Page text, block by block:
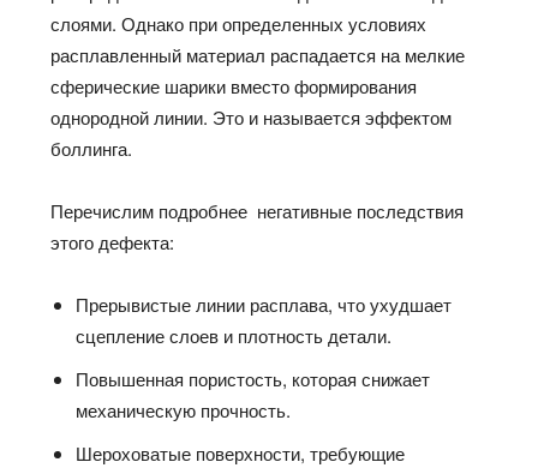
слоями. Однако при определенных условиях
расплавленный материал распадается на мелкие
сферические шарики вместо формирования
однородной линии. Это и называется эффектом
боллинга.
Перечислим подробнее негативные последствия
этого дефекта:
Прерывистые линии расплава, что ухудшает
сцепление слоев и плотность детали.
Повышенная пористость, которая снижает
механическую прочность.
Шероховатые поверхности, требующие